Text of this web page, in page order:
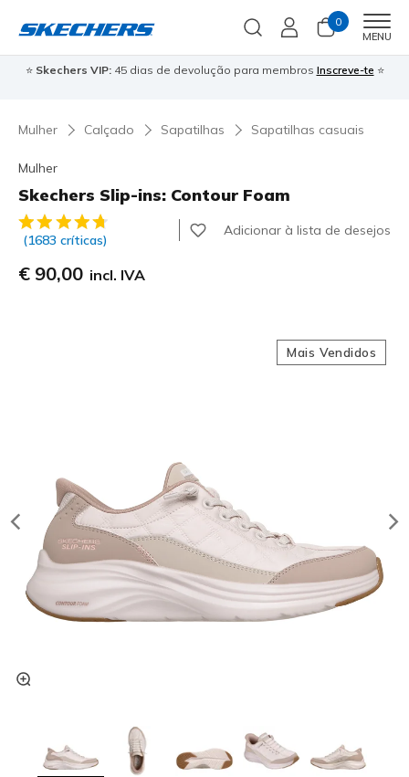
0
MENU
⭐ Skechers VIP:45 dias de devolução para membros Inscreve-te ⭐
Mulher Calçado Sapatilhas Sapatilhas casuais
Mulher
Skechers Slip-ins: Contour Foam
4$3 de 5 – Classificação do cliente
(1683 críticas)
Adicionar à lista de desejos
€ 90,00 incl. IVA
Mais Vendidos